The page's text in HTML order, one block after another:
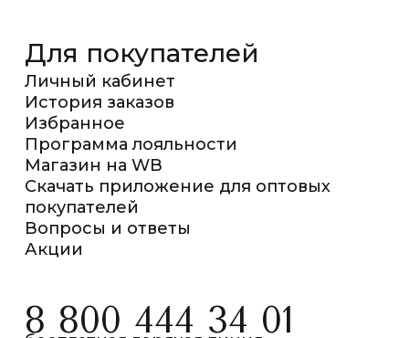
Для покупателей
Личный кабинет
История заказов
Избранное
Программа лояльности
Магазин на WB
Скачать приложение для оптовых
покупателей
Вопросы и ответы
Акции
8 800 444 34 01